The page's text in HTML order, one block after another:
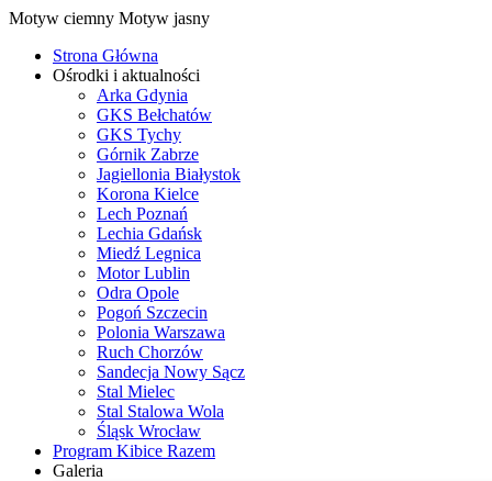
Motyw ciemny Motyw jasny
Strona Główna
Ośrodki i aktualności
Arka Gdynia
GKS Bełchatów
GKS Tychy
Górnik Zabrze
Jagiellonia Białystok
Korona Kielce
Lech Poznań
Lechia Gdańsk
Miedź Legnica
Motor Lublin
Odra Opole
Pogoń Szczecin
Polonia Warszawa
Ruch Chorzów
Sandecja Nowy Sącz
Stal Mielec
Stal Stalowa Wola
Śląsk Wrocław
Program Kibice Razem
Galeria